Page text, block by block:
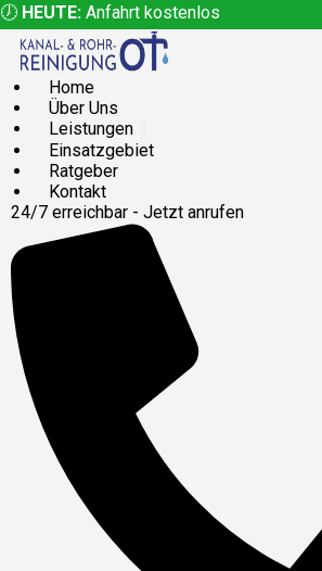
🕖 HEUTE: Anfahrt kostenlos
Home
Über Uns
Leistungen
Einsatzgebiet
Ratgeber
Kontakt
24/7 erreichbar - Jetzt anrufen